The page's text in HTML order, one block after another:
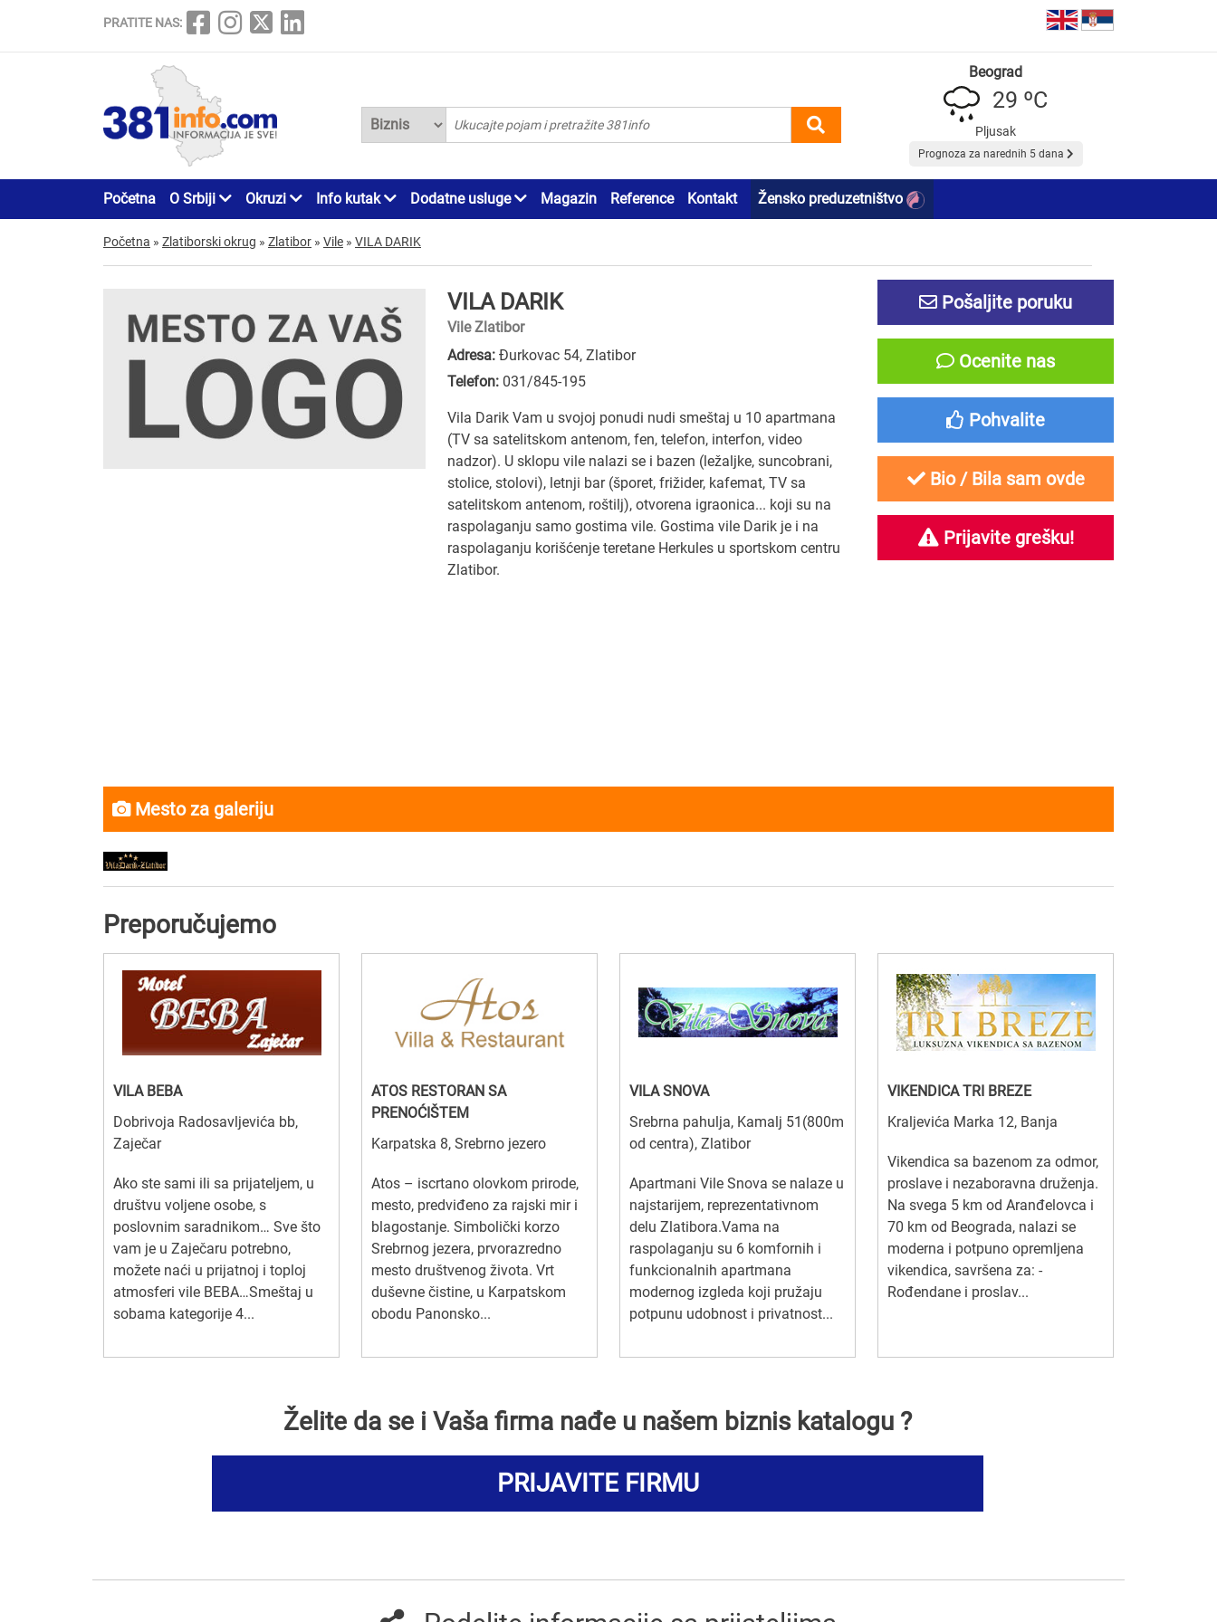
PRATITE NAS:
Beograd
29 ºC
Pljusak
Prognoza za narednih 5 dana
Početna O Srbiji Okruzi Info kutak Dodatne usluge Magazin Reference Kontakt Žensko preduzetništvo
Početna » Zlatiborski okrug » Zlatibor » Vile » VILA DARIK
VILA DARIK
Vile Zlatibor
Adresa: Đurkovac 54, Zlatibor
Telefon: 031/845-195
Vila Darik Vam u svojoj ponudi nudi smeštaj u 10 apartmana
(TV sa satelitskom antenom, fen, telefon, interfon, video
nadzor). U sklopu vile nalazi se i bazen (ležaljke, suncobrani,
stolice, stolovi), letnji bar (šporet, frižider, kafemat, TV sa
satelitskom antenom, roštilj), otvorena igraonica... koji su na
raspolaganju samo gostima vile. Gostima vile Darik je i na
raspolaganju korišćenje teretane Herkules u sportskom centru
Zlatibor.
Pošaljite poruku
Ocenite nas
Pohvalite
Bio / Bila sam ovde
Prijavite grešku!
Mesto za galeriju
Preporučujemo
VILA BEBA
Dobrivoja Radosavljevića bb,
Zaječar
Ako ste sami ili sa prijateljem, u
društvu voljene osobe, s
poslovnim saradnikom… Sve što
vam je u Zaječaru potrebno,
možete naći u prijatnoj i toploj
atmosferi vile BEBA…Smeštaj u
sobama kategorije 4...
ATOS RESTORAN SA
PRENOĆIŠTEM
Karpatska 8, Srebrno jezero
Atos – iscrtano olovkom prirode,
mesto, predviđeno za rajski mir i
blagostanje. Simbolički korzo
Srebrnog jezera, prvorazredno
mesto društvenog života. Vrt
duševne čistine, u Karpatskom
obodu Panonsko...
VILA SNOVA
Srebrna pahulja, Kamalj 51(800m
od centra), Zlatibor
Apartmani Vile Snova se nalaze u
najstarijem, reprezentativnom
delu Zlatibora.Vama na
raspolaganju su 6 komfornih i
funkcionalnih apartmana
modernog izgleda koji pružaju
potpunu udobnost i privatnost...
VIKENDICA TRI BREZE
Kraljevića Marka 12, Banja
Vikendica sa bazenom za odmor,
proslave i nezaboravna druženja.
Na svega 5 km od Aranđelovca i
70 km od Beograda, nalazi se
moderna i potpuno opremljena
vikendica, savršena za: -
Rođendane i proslav...
Želite da se i Vaša firma nađe u našem biznis katalogu ?
PRIJAVITE FIRMU